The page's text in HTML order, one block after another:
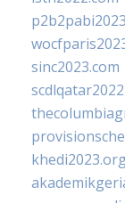
sinc2023.com